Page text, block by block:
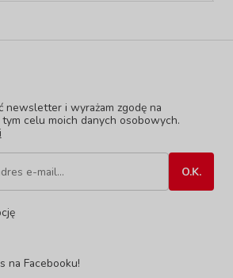
newsletter i wyrażam zgodę na
celu moich danych osobowych.
na Facebooku!